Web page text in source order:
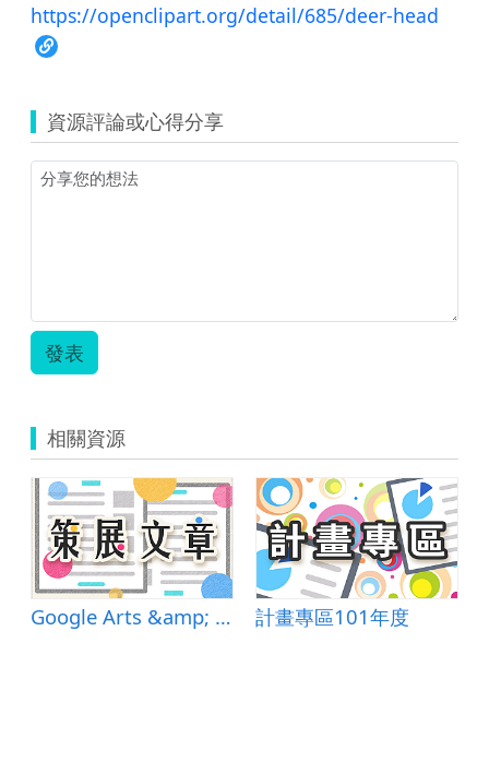
https://openclipart.org/detail/685/deer-head
資源評論或心得分享
發表
相關資源
Google Arts &amp; Culture 計畫專區101年度